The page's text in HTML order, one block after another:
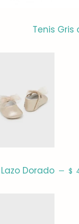
Tenis Gris
Dorado — $